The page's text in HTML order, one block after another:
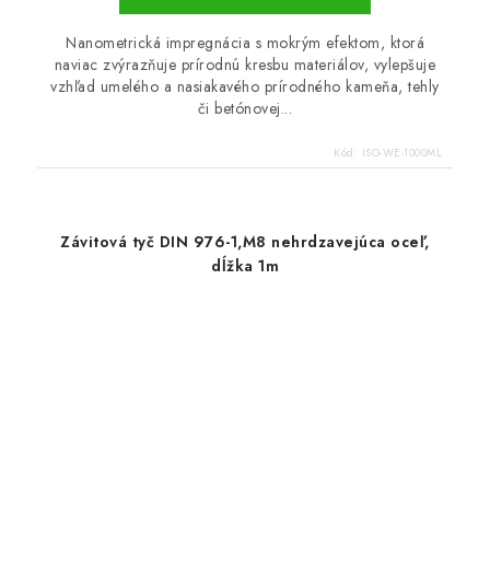
Nanometrická impregnácia s mokrým efektom, ktorá
naviac zvýrazňuje prírodnú kresbu materiálov, vylepšuje
vzhľad umelého a nasiakavého prírodného kameňa, tehly
či betónovej...
Kód: ISO-WE-1000ML
Závitová tyč DIN 976-1,M8 nehrdzavejúca oceľ,
dĺžka 1m